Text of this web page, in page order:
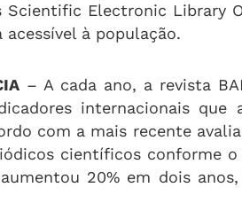
Electronic Library
à população.
– A cada ano, a revista
internacionais que
com a mais recente
científicos conforme
20% em dois